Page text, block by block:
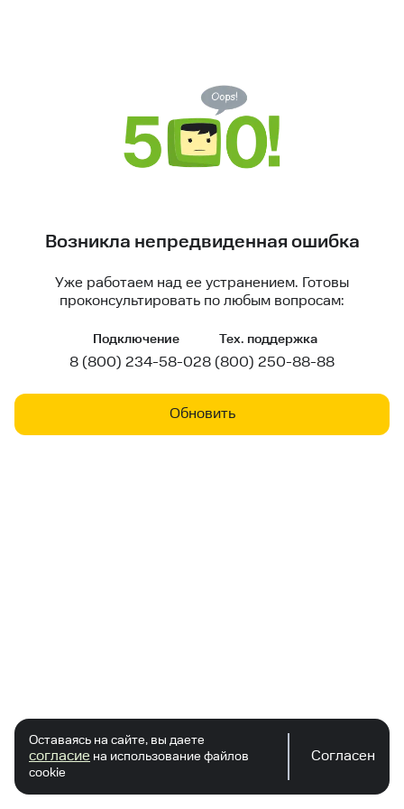
Возникла непредвиденная ошибка
Уже работаем над ее устранением. Готовы
проконсультировать по любым вопросам:
Подключение
8 (800) 234-58-02
Тех. поддержка
8 (800) 250-88-88
Обновить
Оставаясь на сайте, вы даете
согласие на использование файлов
cookie
Согласен